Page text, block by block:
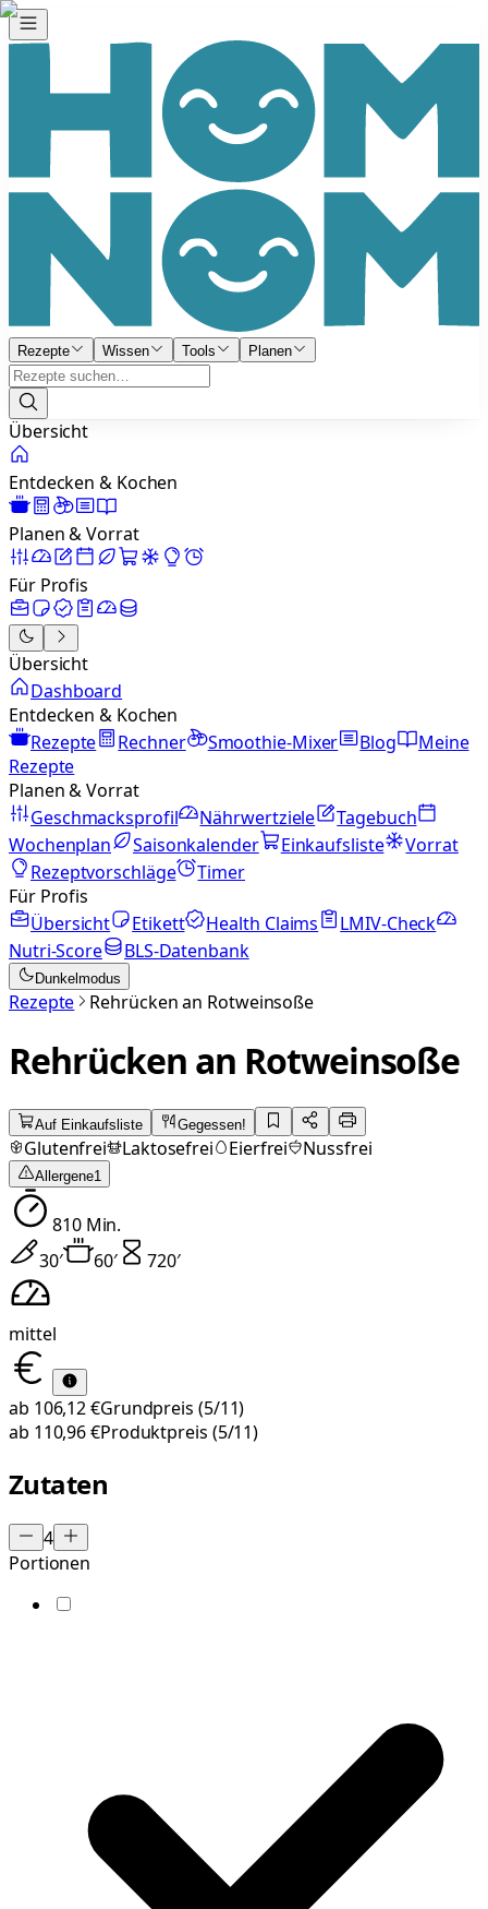
Rezepte Wissen Tools Planen
Übersicht
Entdecken & Kochen
Planen & Vorrat
Für Profis
Übersicht
Dashboard
Entdecken & Kochen
Rezepte
Rechner Smoothie-Mixer Blog
Meine
Rezepte
Planen & Vorrat
Geschmacksprofil
Nährwertziele
Tagebuch
Wochenplan
Saisonkalender Einkaufsliste
Vorrat
Rezeptvorschläge
Timer
Für Profis
Übersicht
Etikett Health Claims
LMIV-Check
Nutri-Score
BLS-Datenbank
Dunkelmodus
Rezepte Rehrücken an Rotweinsoße
Rehrücken an Rotweinsoße
Auf Einkaufsliste Gegessen!
Glutenfrei Laktosefrei Eierfrei Nussfrei
Allergene1
810Min.
30′ 60′ 720′
mittel
ab 106,12 €Grundpreis (5/11)
ab 110,96 €Produktpreis (5/11)
Zutaten
4
Portionen